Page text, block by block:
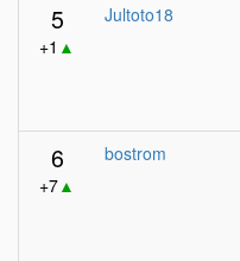
5
+1 ▲
Jultoto18
6
+7▲
bostrom